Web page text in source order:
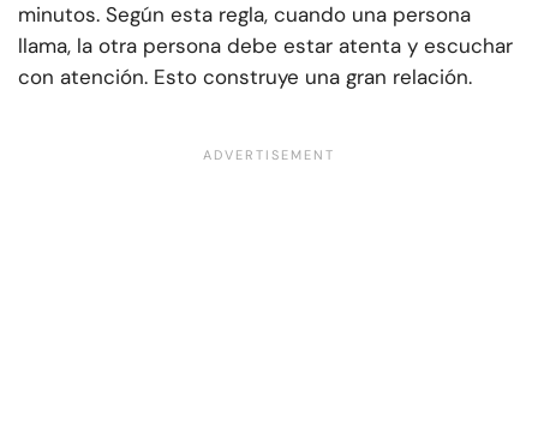
minutos. Según esta regla, cuando una persona
llama, la otra persona debe estar atenta y escuchar
con atención. Esto construye una gran relación.